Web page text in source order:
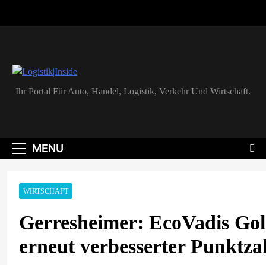
Logistik|Inside
Ihr Portal Für Auto, Handel, Logistik, Verkehr Und Wirtschaft.
MENU
WIRTSCHAFT
Gerresheimer: EcoVadis
erneut verbesserter